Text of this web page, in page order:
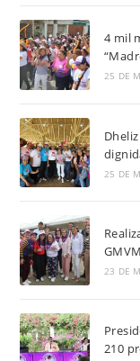
4 mil
25 DE
25 DE
23 DE
210